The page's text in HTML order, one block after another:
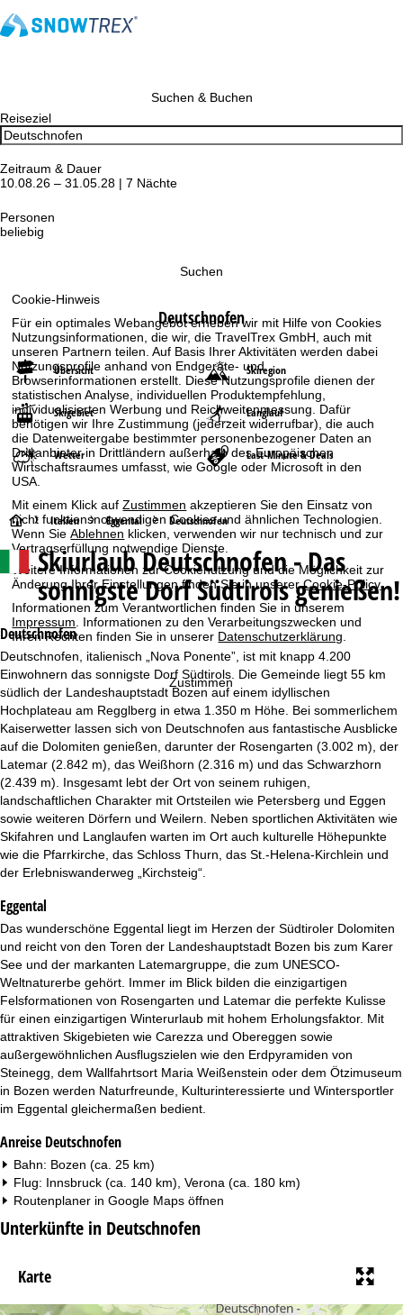
Cookie-Hinweis
Für ein optimales Webangebot erheben wir mit Hilfe von Cookies
Nutzungsinformationen, die wir, die TravelTrex GmbH, auch mit
unseren Partnern teilen. Auf Basis Ihrer Aktivitäten werden dabei
Nutzungsprofile anhand von Endgeräte- und
Browserinformationen erstellt. Diese Nutzungsprofile dienen der
statistischen Analyse, individuellen Produktempfehlung,
individualisierten Werbung und Reichweitenmessung. Dafür
benötigen wir Ihre Zustimmung (jederzeit widerrufbar), die auch
die Datenweitergabe bestimmter personenbezogener Daten an
Drittanbieter in Drittländern außerhalb des Europäischen
Wirtschaftsraumes umfasst, wie Google oder Microsoft in den
USA.
Mit einem Klick aufZustimmen akzeptieren Sie den Einsatz von
nicht funktionsnotwendigen Cookies und ähnlichen Technologien.
Wenn SieAblehnen klicken, verwenden wir nur technisch und zur
Vertragserfüllung notwendige Dienste.
Weitere Informationen zur Cookienutzung und die Möglichkeit zur
Änderung Ihrer Einstellungen finden Sie in unsererCookie-Policy.
Informationen zum Verantwortlichen finden Sie in unserem
Impressum. Informationen zu den Verarbeitungszwecken und
Ihren Rechten finden Sie in unserer Datenschutzerklärung.
Zustimmen
Suchen & Buchen
Reiseziel
Zeitraum & Dauer
10.08.26 – 31.05.28 | 7 Nächte
Personen
beliebig
Suchen
Deutschnofen
Übersicht Skiregion
Skigebiet Langlauf
Wetter Last-Minute & Deals
S
t
a
r
t
s
e
i
t
e
Italien Eggental Deutschnofen
SkiurlaubDeutschnofen - Das
sonnigste Dorf Südtirols genießen!
Deutschnofen
Deutschnofen, italienisch „Nova Ponente”, ist mit knapp 4.200
Einwohnern das sonnigste Dorf Südtirols. Die Gemeinde liegt 55 km
südlich der Landeshauptstadt Bozen auf einem idyllischen
Hochplateau am Regglberg in etwa 1.350 m Höhe. Bei sommerlichem
Kaiserwetter lassen sich von Deutschnofen aus fantastische Ausblicke
auf die Dolomiten genießen, darunter der Rosengarten (3.002 m), der
Latemar (2.842 m), das Weißhorn (2.316 m) und das Schwarzhorn
(2.439 m). Insgesamt lebt der Ort von seinem ruhigen,
landschaftlichen Charakter mit Ortsteilen wie Petersberg und Eggen
sowie weiteren Dörfern und Weilern. Neben sportlichen Aktivitäten wie
Skifahren und Langlaufen warten im Ort auch kulturelle Höhepunkte
wie die Pfarrkirche, das Schloss Thurn, das St.-Helena-Kirchlein und
der Erlebniswanderweg „Kirchsteig“.
Eggental
Das wunderschöne Eggental liegt im Herzen der Südtiroler Dolomiten
und reicht von den Toren der Landeshauptstadt Bozen bis zum Karer
See und der markanten Latemargruppe, die zum UNESCO-
Weltnaturerbe gehört. Immer im Blick bilden die einzigartigen
Felsformationen von Rosengarten und Latemar die perfekte Kulisse
für einen einzigartigen Winterurlaub mit hohem Erholungsfaktor. Mit
attraktiven Skigebieten wie Carezza und Obereggen sowie
außergewöhnlichen Ausflugszielen wie den Erdpyramiden von
Steinegg, dem Wallfahrtsort Maria Weißenstein oder dem Ötzimuseum
in Bozen werden Naturfreunde, Kulturinteressierte und Wintersportler
im Eggental gleichermaßen bedient.
Anreise Deutschnofen
Bahn: Bozen (ca. 25 km)
Flug: Innsbruck (ca. 140 km), Verona (ca. 180 km)
Routenplaner in Google Maps öffnen
Unterkünfte in Deutschnofen
Karte